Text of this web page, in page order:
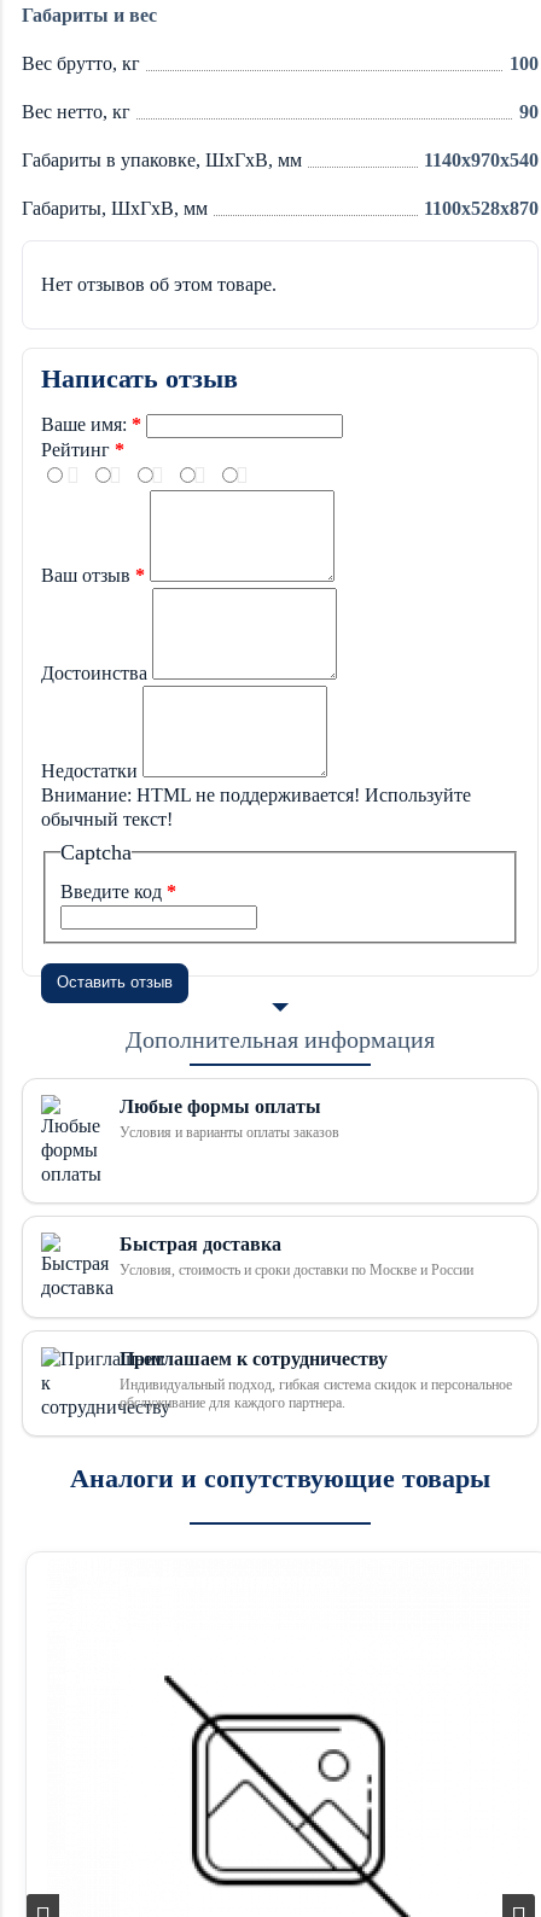
Габариты и вес
Вес брутто, кг 100
Вес нетто, кг 90
Габариты в упаковке, ШхГхВ, мм 1140x970x540
Габариты, ШхГхВ, мм 1100x528x870
Нет отзывов об этом товаре.
Написать отзыв
Ваше имя:
Рейтинг
Ваш отзыв
Достоинства
Недостатки
Внимание: HTML не поддерживается! Используйте
обычный текст!
Captcha
Введите код
Оставить отзыв
Дополнительная информация
Любые формы оплаты
Условия и варианты оплаты заказов
Быстрая доставка
Условия, стоимость и сроки доставки по Москве и России
Приглашаем к сотрудничеству
Индивидуальный подход, гибкая система скидок и персональное
обслуживание для каждого партнера.
Аналоги и сопутствующие товары